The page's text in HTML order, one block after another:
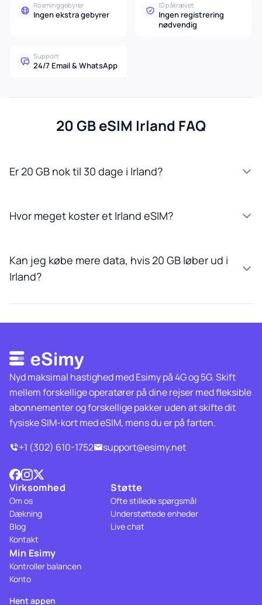
Roaminggebyrer
Ingen ekstra gebyrer
ID påkrævet
Ingen registrering
nødvendig
Support
24/7 Email & WhatsApp
20 GB eSIM Irland FAQ
Er 20 GB nok til 30 dage i Irland?
Hvor meget koster et Irland eSIM?
Kan jeg købe mere data, hvis 20 GB løber ud i
Irland?
Nyd maksimal hastighed med Esimy på 4G og 5G. Skift
mellem forskellige operatører på dine rejser med fleksible
abonnementer og forskellige pakker uden at skifte dit
fysiske SIM-kort med eSIM, mens du er på farten.
+1 (302) 610-1752
support@esimy.net
Virksomhed
Om os
Dækning
Blog
Kontakt
Støtte
Ofte stillede spørgsmål
Understøttede enheder
Live chat
Min Esimy
Kontroller balancen
Konto
Hent appen